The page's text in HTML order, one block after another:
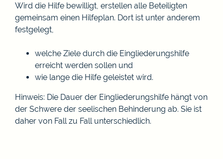
Wird die Hilfe bewilligt, erstellen alle Beteiligten
gemeinsam einen Hilfeplan. Dort ist unter anderem
festgelegt,
welche Ziele durch die Eingliederungshilfe
erreicht werden sollen und
wie lange die Hilfe geleistet wird.
Hinweis: Die Dauer der Eingliederungshilfe hängt von
der Schwere der seelischen Behinderung ab. Sie ist
daher von Fall zu Fall unterschiedlich.